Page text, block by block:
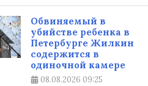
Обвиняемый в
убийстве ребенка в
Петербурге Жилкин
содержится в
одиночной камере
08.08.2026 09:25